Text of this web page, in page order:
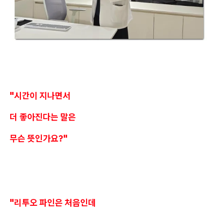
"시간이 지나면서
더 좋아진다는 말은
무슨 뜻인가요?"
"리투오 파인은 처음인데